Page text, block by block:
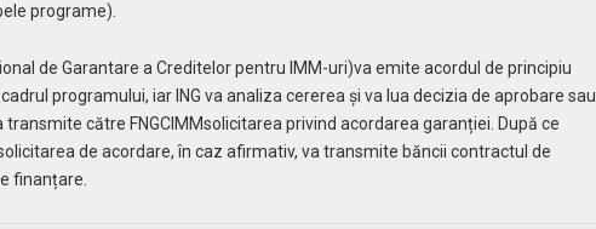
programe).
de Garantare a Creditelor pentru IMM-uri)va emite acordul de principiu
programului, iar ING va analiza cererea și va lua decizia de aprobare sau
transmite către FNGCIMMsolicitarea privind acordarea garanției. După ce
de acordare, în caz afirmativ, va transmite băncii contractul de
finanțare.